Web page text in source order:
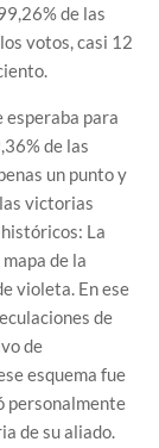
de las
votos, casi 12
esperaba para
de las
un punto y
victorias
La
de la
violeta. En ese
de
de
esquema fue
personalmente
de su aliado.